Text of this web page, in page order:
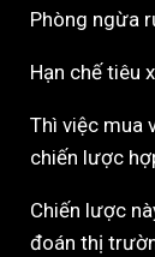
Phòng ngừa
Hạn chế tiêu
Thì việc mua
chiến lược
Chiến lược
đoán thị